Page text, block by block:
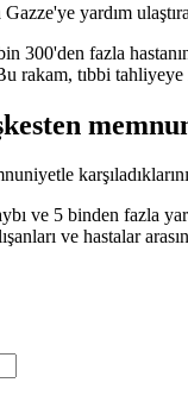
yardım
fazla
rakam, tıbbi
ve 5 binden
ve hastalar